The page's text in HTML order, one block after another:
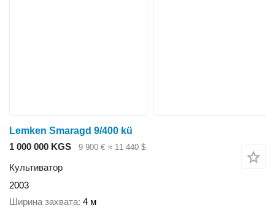
Lemken Smaragd 9/400 kü
1 000 000 KGS
9 900 € ≈ 11 440 $
Культиватор
2003
Ширина захвата 4 м